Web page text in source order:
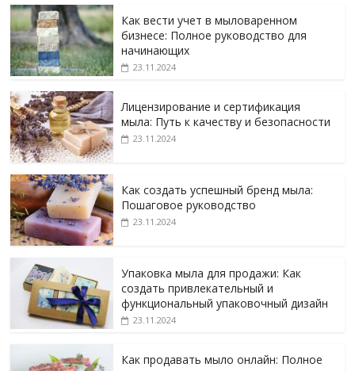
Как вести учет в мыловаренном
бизнесе: Полное руководство для
начинающих
23.11.2024
Лицензирование и сертификация
мыла: Путь к качеству и безопасности
23.11.2024
Как создать успешный бренд мыла:
Пошаговое руководство
23.11.2024
Упаковка мыла для продажи: Как
создать привлекательный и
функциональный упаковочный дизайн
23.11.2024
Как продавать мыло онлайн: Полное